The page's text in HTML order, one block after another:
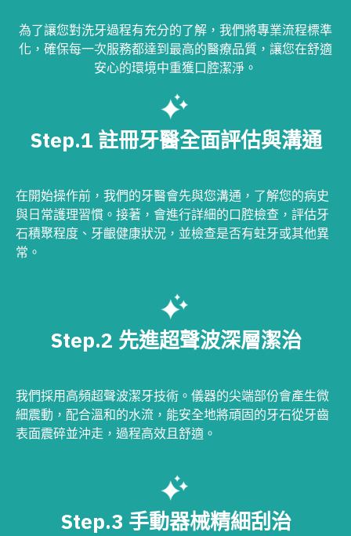
為了讓您對洗牙過程有充分的了解，我們將專業流程標準
化，確保每一次服務都達到最高的醫療品質，讓您在舒適
安心的環境中重獲口腔潔淨。
Step.1 註冊牙醫全面評估與溝通
在開始操作前，我們的牙醫會先與您溝通，了解您的病史
與日常護理習慣。接著，會進行詳細的口腔檢查，評估牙
石積聚程度、牙齦健康狀況，並檢查是否有蛀牙或其他異
常。
Step.2 先進超聲波深層潔治
我們採用高頻超聲波潔牙技術。儀器的尖端部份會產生微
細震動，配合溫和的水流，能安全地將頑固的牙石從牙齒
表面震碎並沖走，過程高效且舒適。
Step.3 手動器械精細刮治